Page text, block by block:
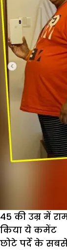
45 की उम्र में
किया ये कमेंट
छोटे पर्दे के